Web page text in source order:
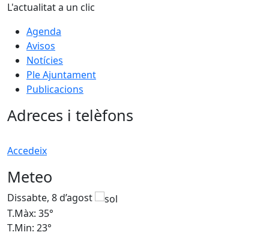
L'actualitat a un clic
Agenda
Avisos
Notícies
Ple Ajuntament
Publicacions
Adreces i telèfons
Accedeix
Meteo
Dissabte, 8 d’agost
T.Màx: 35°
T.Min: 23°